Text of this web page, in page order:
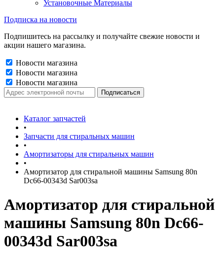
Установочные Материалы
Подписка на новости
Подпишитесь на рассылку и получайте свежие новости и
акции нашего магазина.
Новости магазина
Новости магазина
Новости магазина
Каталог запчастей
•
Запчасти для стиральных машин
•
Амортизаторы для стиральных машин
•
Амортизатор для стиральной машины Samsung 80n
Dc66-00343d Sar003sa
Амортизатор для стиральной
машины Samsung 80n Dc66-
00343d Sar003sa